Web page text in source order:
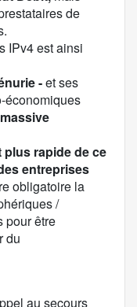
de
IPv4est ainsi
-et ses
économiques
rapide de ce
entreprises
obligatoire la
/
pour être
du
au secours